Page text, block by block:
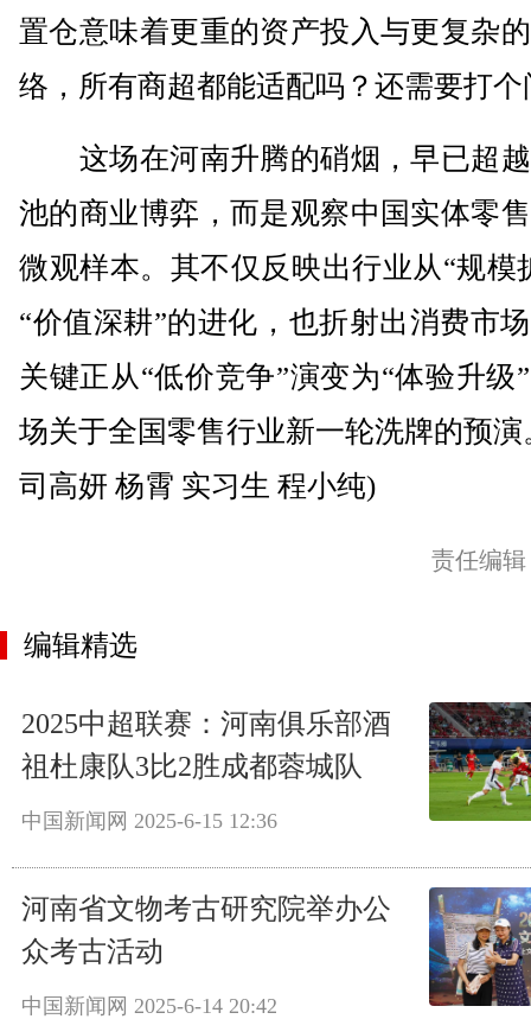
置仓意味着更重的资产投入与更复杂
络，所有商超都能适配吗？还需要打个
这场在河南升腾的硝烟，早已超
池的商业博弈，而是观察中国实体零
微观样本。其不仅反映出行业从“规模
“价值深耕”的进化，也折射出消费市
关键正从“低价竞争”演变为“体验升级
场关于全国零售行业新一轮洗牌的预演
司高妍 杨霄 实习生 程小纯)
责任编
编辑精选
2025中超联赛：河南俱乐部酒
祖杜康队3比2胜成都蓉城队
中国新闻网 2025-6-15 12:36
河南省文物考古研究院举办公
众考古活动
中国新闻网 2025-6-14 20:42